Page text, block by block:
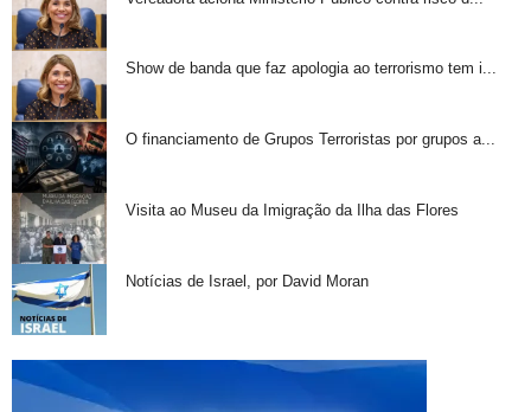
Show de banda que faz apologia ao terrorismo tem i...
O financiamento de Grupos Terroristas por grupos a...
Visita ao Museu da Imigração da Ilha das Flores
Notícias de Israel, por David Moran